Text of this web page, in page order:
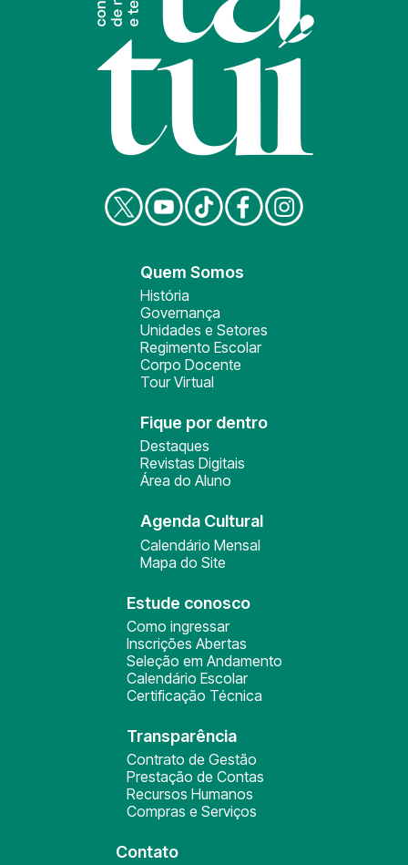
Quem Somos
História
Governança
Unidades e Setores
Regimento Escolar
Corpo Docente
Tour Virtual
Fique por dentro
Destaques
Revistas Digitais
Área do Aluno
Agenda Cultural
Calendário Mensal
Mapa do Site
Estude conosco
Como ingressar
Inscrições Abertas
Seleção em Andamento
Calendário Escolar
Certificação Técnica
Transparência
Contrato de Gestão
Prestação de Contas
Recursos Humanos
Compras e Serviços
Contato